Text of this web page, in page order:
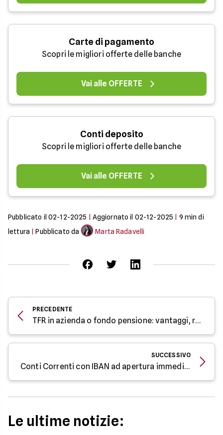
Carte di pagamento
Scopri le migliori offerte delle banche
Vai alle OFFERTE
Conti deposito
Scopri le migliori offerte delle banche
Vai alle OFFERTE
Pubblicato il 02-12-2025 Aggiornato il 02-12-2025 9 min di
lettura |Pubblicato da Marta Radavelli
PRECEDENTE
TFR in azienda o fondo pensione: vantaggi, rischi e cosa scegliere
SUCCESSIVO
Conti Correnti con IBAN ad apertura immediata tramite SPID
Le ultime notizie: